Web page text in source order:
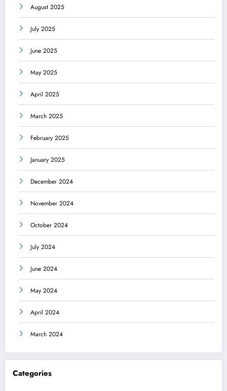
August 2025
July 2025
June 2025
May 2025
April 2025
March 2025
February 2025
January 2025
December 2024
November 2024
October 2024
July 2024
June 2024
May 2024
April 2024
March 2024
Categories